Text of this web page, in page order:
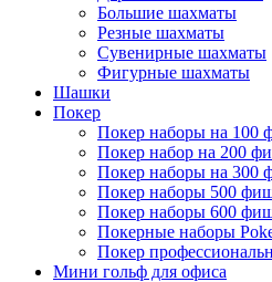
Большие шахматы
Резные шахматы
Сувенирные шахматы
Фигурные шахматы
Шашки
Покер
Покер наборы на 100
Покер набор на 200
Покер наборы на 300
Покер наборы 500
Покер наборы 600
Покерные наборы
Покер
Мини гольф для офиса